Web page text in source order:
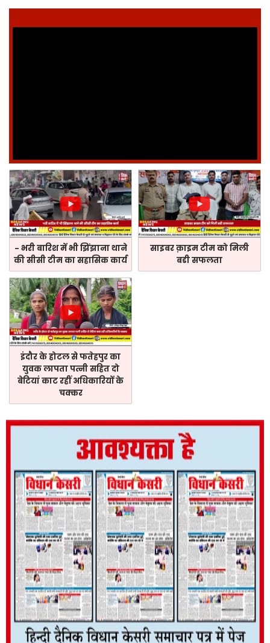
- भरी बारिश में भी झिंझाना थाने
की सीसी टीम का सहासिक कार्य
साइबर क़ाइम टीम को मिली
बडी सफलता
इंदौर के होटल से फतेहपुर का
युवक लापता पत्नी सहित दो
बेटियां काट रहीं अधिकारियों के
चक्कर